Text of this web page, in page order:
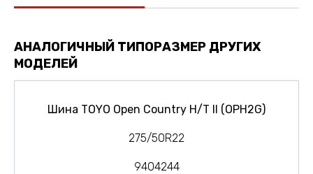
АНАЛОГИЧНЫЙ ТИПОРАЗМЕР ДРУГИХ
МОДЕЛЕЙ
Шина TOYO Open Country H/T II (OPH2G)
275/50R22
9404244